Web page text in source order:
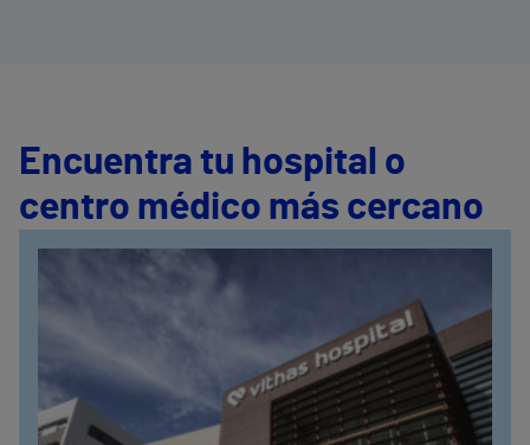
Encuentra tu hospital o
centro médico más cercano